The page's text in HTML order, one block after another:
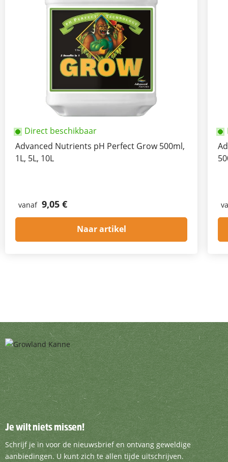
Direct beschikbaar
Advanced Nutrients pH Perfect Grow 500ml,
1L, 5L, 10L
vanaf 9,05 €
Naar artikel
Je wilt niets missen!
Schrijf je in voor de nieuwsbrief en ontvang
Je wilt niets missen!
Schrijf je in voor de nieuwsbrief en ontvang geweldige
aanbiedingen. U kunt zich te allen tijde uitschrijven.